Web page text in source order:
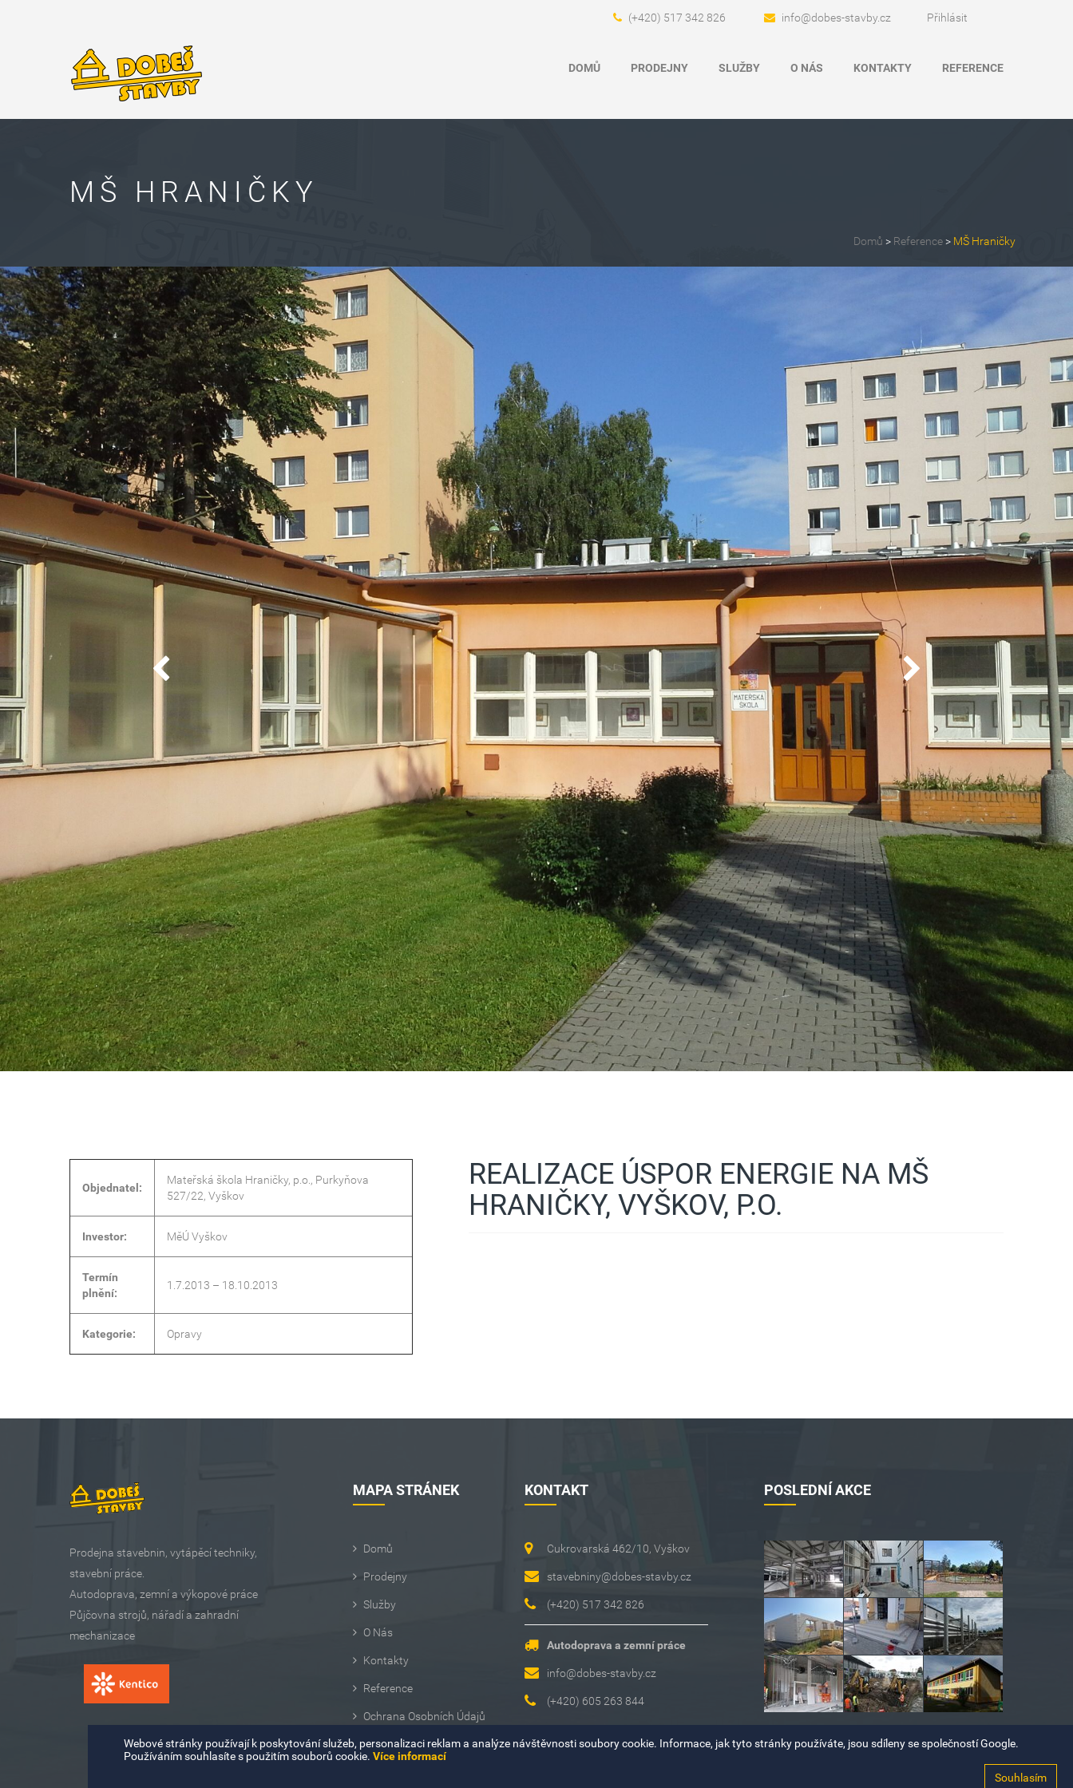
(+420) 517 342 826 info@dobes-stavby.cz Přihlásit
DOMŮ PRODEJNY SLUŽBY O NÁS KONTAKTY REFERENCE
MŠ HRANIČKY
Domů > Reference> MŠ Hraničky
Objednatel:
Mateřská škola Hraničky, p.o., Purkyňova
527/22, Vyškov
Investor: MěÚ Vyškov
Termín
plnění:
1.7.2013 – 18.10.2013
Kategorie: Opravy
REALIZACE ÚSPOR ENERGIE NA MŠ
HRANIČKY, VYŠKOV, P.O.
Prodejna stavebnin, vytápěcí techniky,
stavební práce.
Autodoprava, zemní a výkopové práce
Půjčovna strojů, nářadí a zahradní
mechanizace
MAPA STRÁNEK
Domů
Prodejny
Služby
O Nás
Kontakty
Reference
Ochrana Osobních Údajů
Výstavba Fotovoltaické
Elektrárny Včetně Akumulace
KONTAKT
Cukrovarská 462/10, Vyškov
stavebniny@dobes-stavby.cz
(+420) 517 342 826
Autodoprava a zemní práce
info@dobes-stavby.cz
(+420) 605 263 844
POSLEDNÍ AKCE
Webové stránky používají k poskytování služeb, personalizaci reklam a analýze návštěvnosti soubory cookie. Informace, jak tyto stránky používáte, jsou sdíleny se společností Google.
Používáním souhlasíte s použitím souborů cookie. Více informací